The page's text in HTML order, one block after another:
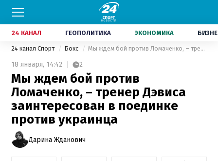
24 КАНАЛ ГЕОПОЛИТИКА ЭКОНОМИКА
24 канал Спорт Бокс Мы ждем бой против Ломаченко, – тренер Дэвиса заинтересован в поединке против украинца
18 января, 14:42 2
Мы ждем бой против
Ломаченко, – тренер Дэвиса
заинтересован в поединке
против украинца
Дарина Жданович